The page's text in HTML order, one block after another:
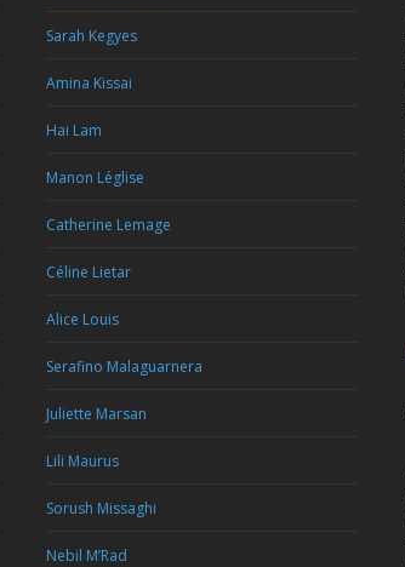
Sarah Kegyes
Amina Kissai
Hai Lam
Manon Léglise
Catherine Lemage
Céline Lietar
Alice Louis
Serafino Malaguarnera
Juliette Marsan
Lili Maurus
Sorush Missaghi
Nebil M’Rad